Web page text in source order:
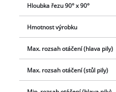
Hloubka řezu 90° x 90°
Hmotnost výrobku
Max. rozsah otáčení (hlava pily)
Max. rozsah otáčení (stůl pily)